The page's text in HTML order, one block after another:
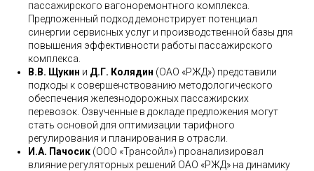
пассажирского вагоноремонтного комплекса.
Предложенный подход демонстрирует потенциал
синергии сервисных услуг и производственной базы для
повышения эффективности работы пассажирского
комплекса.
В.В. Щукин и Д.Г. Колядин (ОАО «РЖД») представили
подходы к совершенствованию методологического
обеспечения железнодорожных пассажирских
перевозок. Озвученные в докладе предложения могут
стать основой для оптимизации тарифного
регулирования и планирования в отрасли.
И.А. Пачосик (ООО «Трансойл») проанализировал
влияние регуляторных решений ОАО «РЖД» на динамику